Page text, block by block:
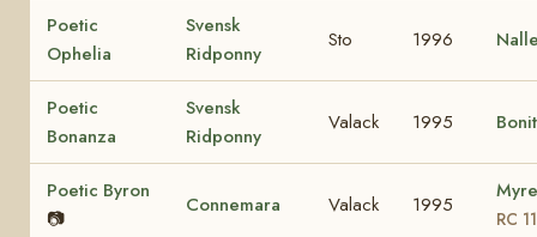
Poetic
Ophelia
Svensk
Ridponny
Sto 1996
Poetic
Bonanza
Svensk
Ridponny
Valack 1995
Poetic Byron
📷
Connemara Valack 1995
RC